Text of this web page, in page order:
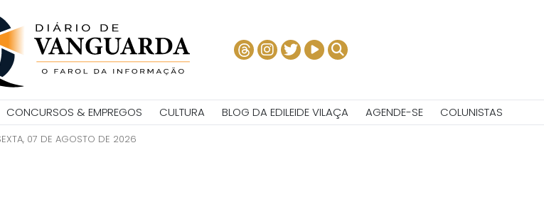
CONCURSOS & EMPREGOS CULTURA BLOG DA EDILEIDE VILAÇA AGENDE-SE COLUNISTAS
07 DE AGOSTO DE 2026